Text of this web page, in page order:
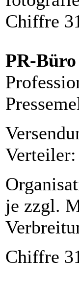
Chiffre
PR-
je zzgl.
Chiffre